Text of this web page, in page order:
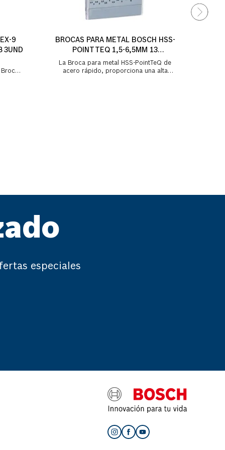
9
3UND
BROCAS PARA METAL BOSCH HSS-
POINTTEQ 1,5-6,5MM 13
UNIDADES
La Broca para metal HSS-PointTeQ de
acero rápido, proporciona una alta
especiales